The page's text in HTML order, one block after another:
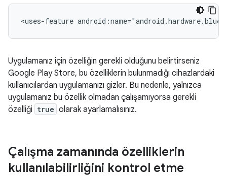
<uses-feature
Uygulamanız için özelliğin gerekli olduğunu belirtirseniz
Google Play Store, bu özelliklerin bulunmadığı cihazlardaki
kullanıcılardan uygulamanızı gizler. Bu nedenle, yalnızca
uygulamanız bu özellik olmadan çalışamıyorsa gerekli
özelliği true olarak ayarlamalısınız.
Çalışma zamanında özelliklerin
kullanılabilirliğini kontrol etme